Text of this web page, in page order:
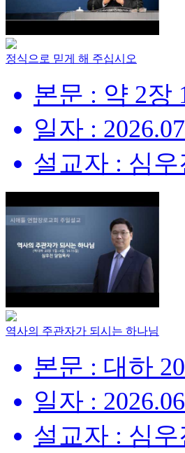
정식으로 믿게 해 주십시오
본문 : 약 2장
일자 :
설교자 : 심
역사의 주관자가 되시는 하나님
본문 : 대하
일자 :
설교자 : 심